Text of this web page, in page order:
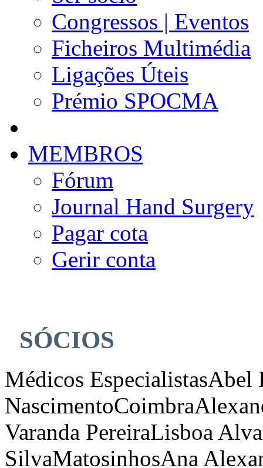
Congressos | Eventos
Ficheiros Multimédia
Ligações Úteis
Prémio SPOCMA
MEMBROS
Fórum
Journal Hand Surgery
Pagar cota
Gerir conta
SÓCIOS
Médicos EspecialistasAbel
NascimentoCoimbra
Varanda PereiraLisboa
SilvaMatosinhosAna